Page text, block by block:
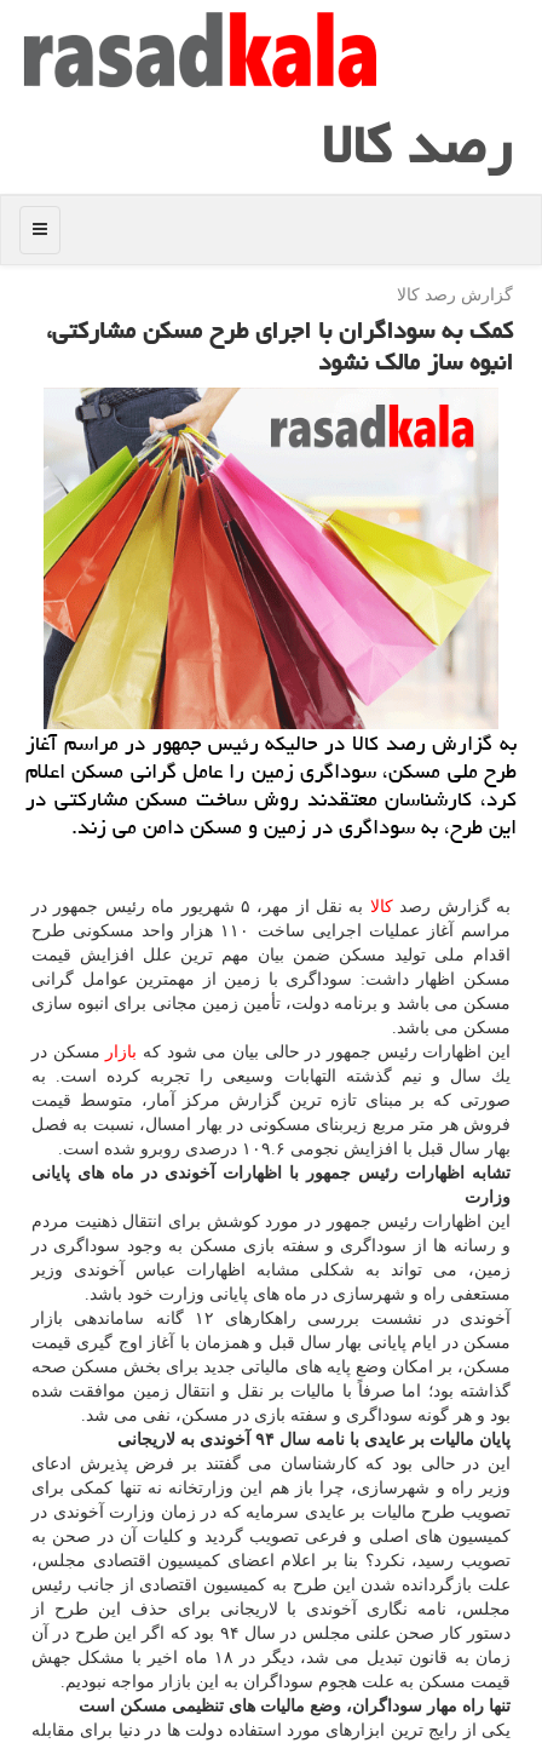
رصد كالا
منو
گزارش رصد كالا
كمك به سوداگران با اجرای طرح مسكن مشاركتی،
انبوه ساز مالك نشود
به گزارش رصد كالا در حالیكه رئیس جمهور در مراسم آغاز
طرح ملی مسكن، سوداگری زمین را عامل گرانی مسكن اعلام
كرد، كارشناسان معتقدند روش ساخت مسكن مشاركتی در
این طرح، به سوداگری در زمین و مسكن دامن می زند.
به گزارش رصدكالا
به نقل از مهر، ۵ شهریور ماه رئیس جمهور در
مراسم آغاز عملیات اجرایی ساخت ۱۱۰ هزار واحد مسكونی طرح
اقدام ملی تولید مسكن ضمن بیان مهم ترین علل افزایش قیمت
مسكن اظهار داشت: سوداگری با زمین از مهمترین عوامل گرانی
مسكن می باشد و برنامه دولت، تأمین زمین مجانی برای انبوه سازی
مسكن می باشد.
این اظهارات رئیس جمهور در حالی بیان می شود كه بازار مسكن در
یك سال و نیم گذشته التهابات وسیعی را تجربه كرده است. به
صورتی كه بر مبنای تازه ترین گزارش مركز آمار، متوسط قیمت
فروش هر متر مربع زیربنای مسكونی در بهار امسال، نسبت به فصل
بهار سال قبل با افزایش نجومی ۱۰۹.۶ درصدی روبرو شده است.
تشابه اظهارات رئیس جمهور با اظهارات آخوندی در ماه های پایانی
وزارت
این اظهارات رئیس جمهور در مورد كوشش برای انتقال ذهنیت مردم
و رسانه ها از سوداگری و سفته بازی مسكن به وجود سوداگری در
زمین، می تواند به شكلی مشابه اظهارات عباس آخوندی وزیر
مستعفی راه و شهرسازی در ماه های پایانی وزارت خود باشد.
آخوندی در نشست بررسی راهكارهای ۱۲ گانه ساماندهی بازار
مسكن در ایام پایانی بهار سال قبل و همزمان با آغاز اوج گیری قیمت
مسكن، بر امكان وضع پایه های مالیاتی جدید برای بخش مسكن صحه
گذاشته بود؛ اما صرفاً با مالیات بر نقل و انتقال زمین موافقت شده
بود و هر گونه سوداگری و سفته بازی در مسكن، نفی می شد.
پایان مالیات بر عایدی با نامه سال ۹۴ آخوندی به لاریجانی
این در حالی بود كه كارشناسان می گفتند بر فرض پذیرش ادعای
وزیر راه و شهرسازی، چرا باز هم این وزارتخانه نه تنها كمكی برای
تصویب طرح مالیات بر عایدی سرمایه كه در زمان وزارت آخوندی در
كمیسیون های اصلی و فرعی تصویب گردید و كلیات آن در صحن به
تصویب رسید، نكرد؟ بنا بر اعلام اعضای كمیسیون اقتصادی مجلس،
علت بازگردانده شدن این طرح به كمیسیون اقتصادی از جانب رئیس
مجلس، نامه نگاری آخوندی با لاریجانی برای حذف این طرح از
دستور كار صحن علنی مجلس در سال ۹۴ بود كه اگر این طرح در آن
زمان به قانون تبدیل می شد، دیگر در ۱۸ ماه اخیر با مشكل جهش
قیمت مسكن به علت هجوم سوداگران به این بازار مواجه نبودیم.
تنها راه مهار سوداگران، وضع مالیات های تنظیمی مسكن است
یكی از رایج ترین ابزارهای مورد استفاده دولت ها در دنیا برای مقابله